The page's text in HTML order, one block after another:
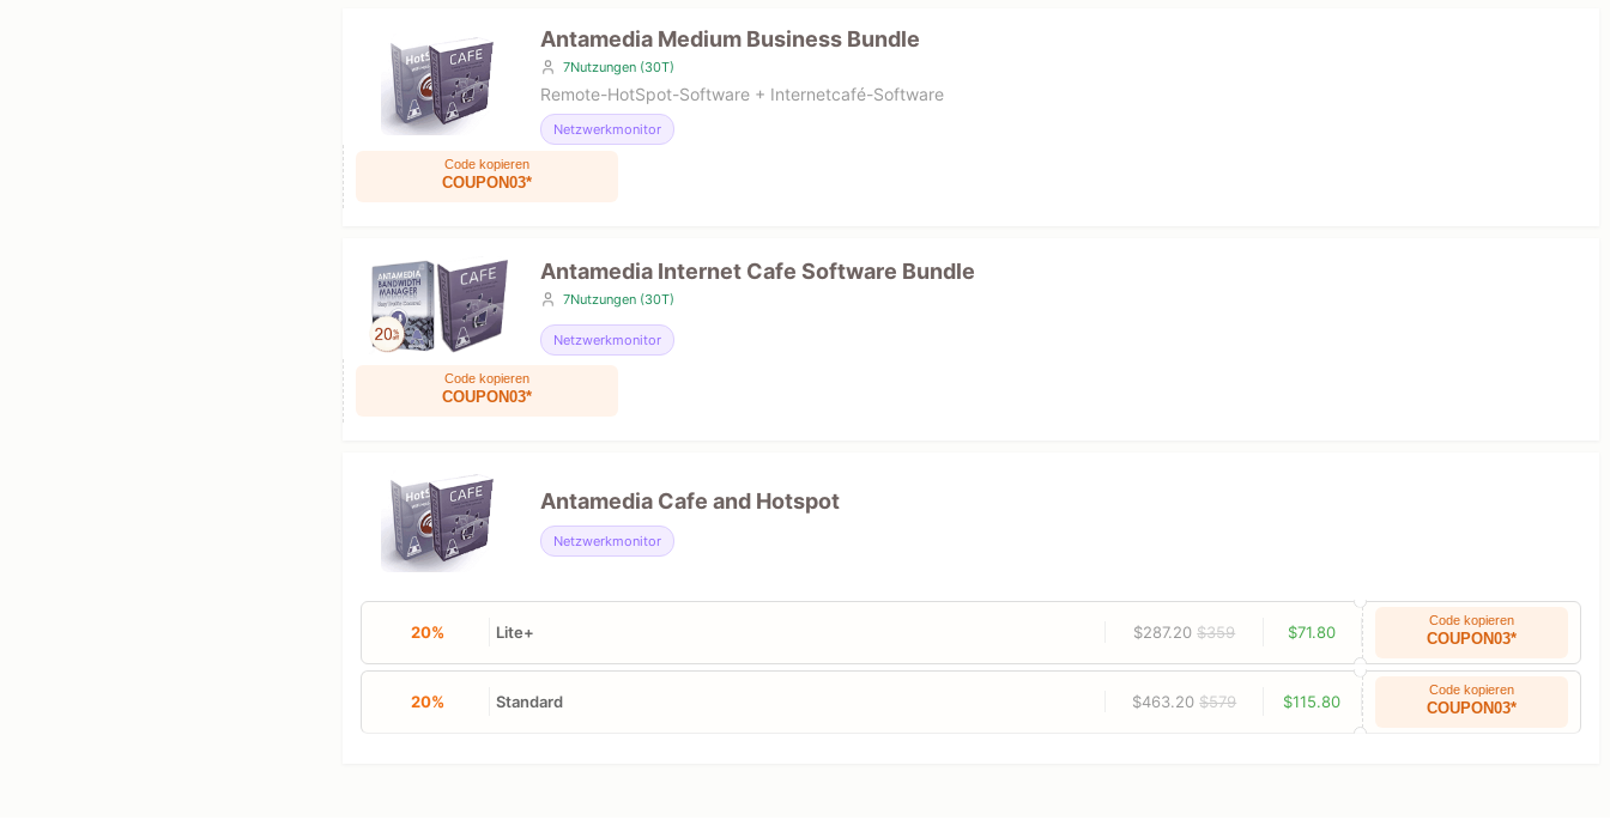
Antamedia Medium Business Bundle
7Nutzungen (30T)
Remote-HotSpot-Software + Internetcafé-Software
Netzwerkmonitor
Code kopieren
COUPON03*
Antamedia Internet Cafe Software Bundle
7Nutzungen (30T)
Netzwerkmonitor
Code kopieren
COUPON03*
Antamedia Cafe and Hotspot
Netzwerkmonitor
20% Lite+ $287.20$359 $71.80
Code kopieren
COUPON03*
20% Standard $463.20$579 $115.80
Code kopieren
COUPON03*